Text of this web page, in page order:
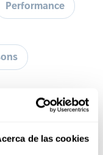
de las cookies
Performance